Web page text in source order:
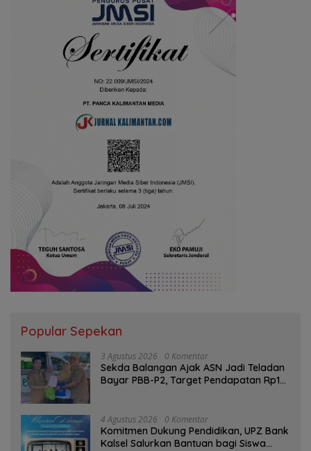
Popular Sepekan
3 Agustus 2026 0 Komentar
Sekda Balangan Ajak ASN Jadi Teladan
Bayar PBB-P2, Target Pendapatan Rp1
4 Agustus 2026 0 Komentar
Komitmen Dukung Pendidikan, UPZ Bank
Kalsel Salurkan Bantuan bagi Siswa